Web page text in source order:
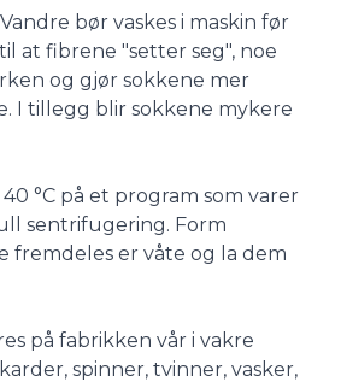
bør vaskes i maskin før
at fibrene "setter seg", noe
og gjør sokkene mer
I tillegg blir sokkene mykere
°C på et program som varer
sentrifugering. Form
fremdeles er våte og la dem
på fabrikken vår i vakre
spinner, tvinner, vasker,